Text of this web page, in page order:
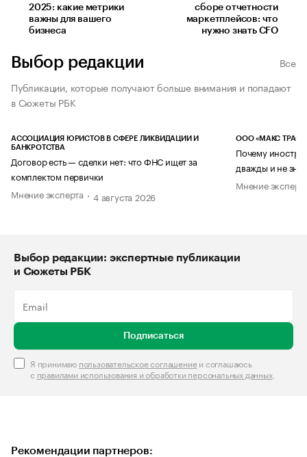
2025: какие метрики
важны для вашего
бизнеса
сборе отчетности
маркетплейсов: что
нужно знать CFO
Выбор редакции
Все
Публикации, которые получают больше внимания и попадают
в Сюжеты РБК
АССОЦИАЦИЯ ЮРИСТОВ В СФЕРЕ ЛИКВИДАЦИИ И
БАНКРОТСТВА
Договор есть — сделки нет: что ФНС ищет за
комплектом первички
Мнение эксперта
4 августа 2026
ООО «МАКС ТРАСТ»
Почему
дважды и не
Мнение
Выбор редакции: экспертные публикации
и Сюжеты РБК
Подписаться
Я принимаю пользовательское соглашениеи соглашаюсь
с правилами использования и обработки персональных данных.
Рекомендации партнеров: